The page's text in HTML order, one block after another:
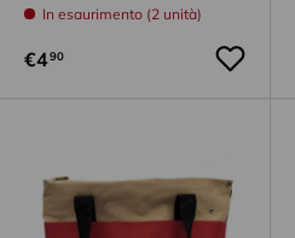
In esaurimento (2 unità)
€490